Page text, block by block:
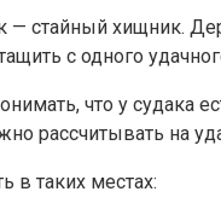
— стайный хищник.
с одного
что у судака
рассчитывать на
в таких местах: